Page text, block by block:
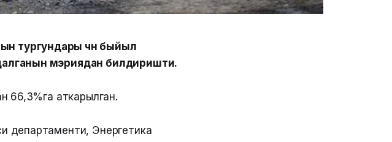
тургундары үчүн быйыл
мэриядан билдиришти.
66,3%га аткарылган.
департаменти, Энергетика